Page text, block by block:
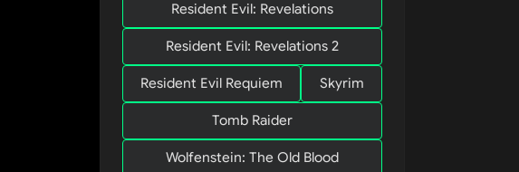
Resident Evil: Revelations
Resident Evil: Revelations 2
Resident Evil Requiem Skyrim
Tomb Raider
Wolfenstein: The Old Blood